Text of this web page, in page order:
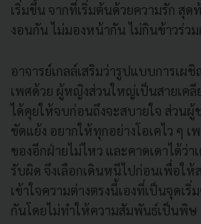
เริ่มขึ้น จากที่เริ่มต้นด้วยความรัก สุด
งอนกัน ไม่มองหน้ากัน ไม่กินข้าวร่ว
อาจารย์เกลล์เสริมว่ารูปแบบการเผ
เพศด้วย ผู้หญิงส่วนใหญ่เป็นสายเคลี
ได้คุยให้จบก่อนถึงจะสบายใจ ส่วนผู้
ขัดแย้ง อยากให้ทุกอย่างโอเคไว ๆ
ของอีกฝ่ายไม่ไหว และคาดเดาได้ว่า
รับผิด จึงเลือกเดินหนีไปก่อนเพื่อให้
เข้าใจความต่างตรงนี้เองที่เป็นจุดเ
กันโดยไม่ทำให้ความสัมพันธ์เป็นพิษ